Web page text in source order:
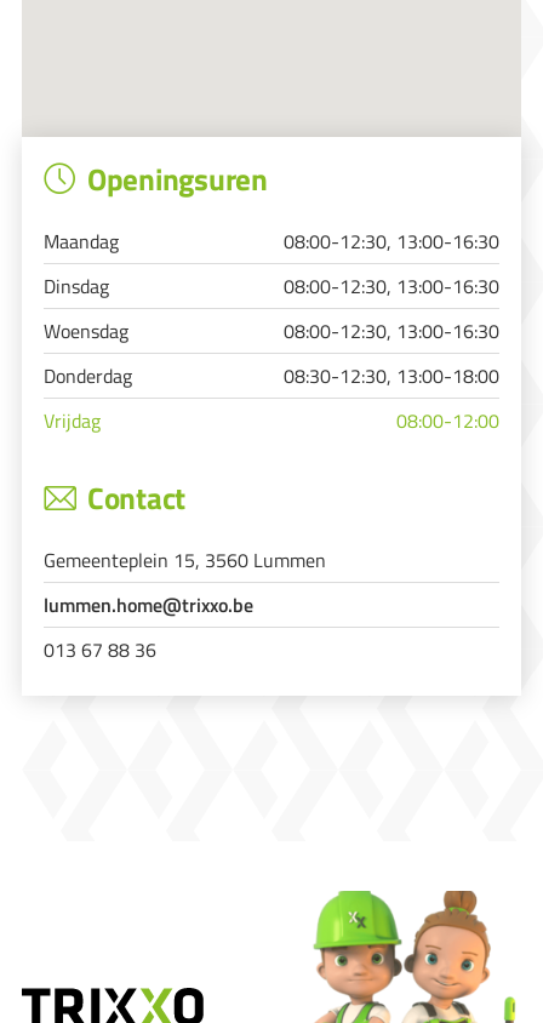
Openingsuren
Maandag
08:00-12:30, 13:00-16:30
Dinsdag
08:00-12:30, 13:00-16:30
Woensdag
08:00-12:30, 13:00-16:30
Donderdag
08:30-12:30, 13:00-18:00
Vrijdag
08:00-12:00
Contact
Gemeenteplein 15, 3560 Lummen
lummen.home@trixxo.be
013 67 88 36